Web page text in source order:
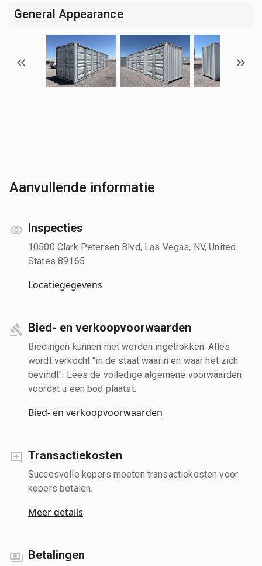
General Appearance
Aanvullende informatie
Inspecties
10500 Clark Petersen Blvd, Las Vegas, NV, United
States 89165
Locatiegegevens
Bied- en verkoopvoorwaarden
Biedingen kunnen niet worden ingetrokken. Alles
wordt verkocht "in de staat waarin en waar het zich
bevindt". Lees de volledige algemene voorwaarden
voordat u een bod plaatst.
Bied- en verkoopvoorwaarden
Transactiekosten
Succesvolle kopers moeten transactiekosten voor
kopers betalen.
Meer details
Betalingen